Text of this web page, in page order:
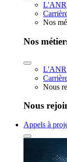
L'ANR
Nos
Nos
L'ANR
Nous
Nous
Appels à